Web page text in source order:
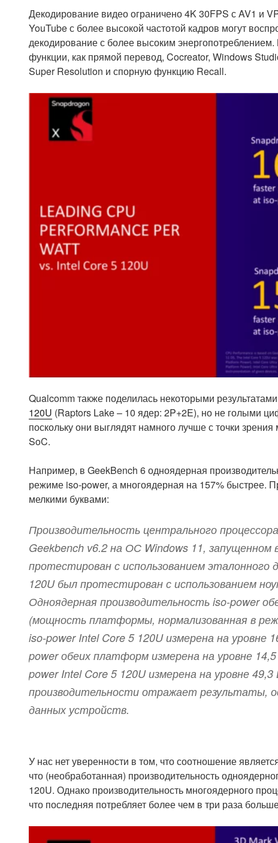
Декодирование видео ограничено 4K 30FPS с AV1 и
YouTube с более высокой частотой кадров могут
декодирование с более высоким
функции, как прямой перевод, Cocreator, Windows
Super Resolution и спорную функцию Recall.
Qualcomm также поделилась некоторыми
120U (Raptors Lake – 10 ядер: 2P+2E), но не голыми
поскольку они выглядят намного лучше с точки
SoC.
Например, в GeekBench 6 одноядерная
режиме iso-power, а многоядерная на 157% быстрее.
мелкими буквами:
Производительность центрального
Geekbench v6.2 на ОС Windows 11, запущенном
протестирован с использованием эталонного
120U был протестирован с использованием
Одноядерная производительность iso-power
(мощность платформы, нормализованная в
iso-power Intel Core 5 120U измерена на
power обеих платформ измерена на уровне
power Intel Core 5 120U измерена на уровне
производительности отражает результаты,
данных устройств.
У нас нет уверенности в том, что соотношение
что (необработанная) производительность
120U. Однако производительность многоядерного
что последняя потребляет более чем в три раза